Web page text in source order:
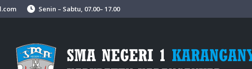
Senin – Sabtu, 07.00– 17.00